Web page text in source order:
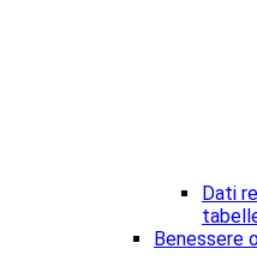
Dati
Benessere